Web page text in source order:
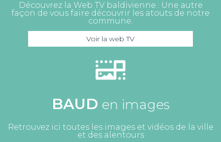
Découvrez la Web TV baldivienne : Une autre
façon de vous faire découvrir les atouts de notre
commune.
Voir la web TV
BAUD en images
Retrouvez ici toutes les images et vidéos de la ville
et des alentours